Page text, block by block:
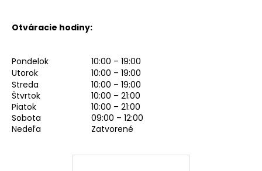
Otváracie hodiny:
Pondelok
10:00 – 19:00
Utorok
10:00 – 19:00
Streda
10:00 – 19:00
Štvrtok
10:00 – 21:00
Piatok
10:00 – 21:00
Sobota
09:00 – 12:00
Nedeľa
Zatvorené
O
d
p
o